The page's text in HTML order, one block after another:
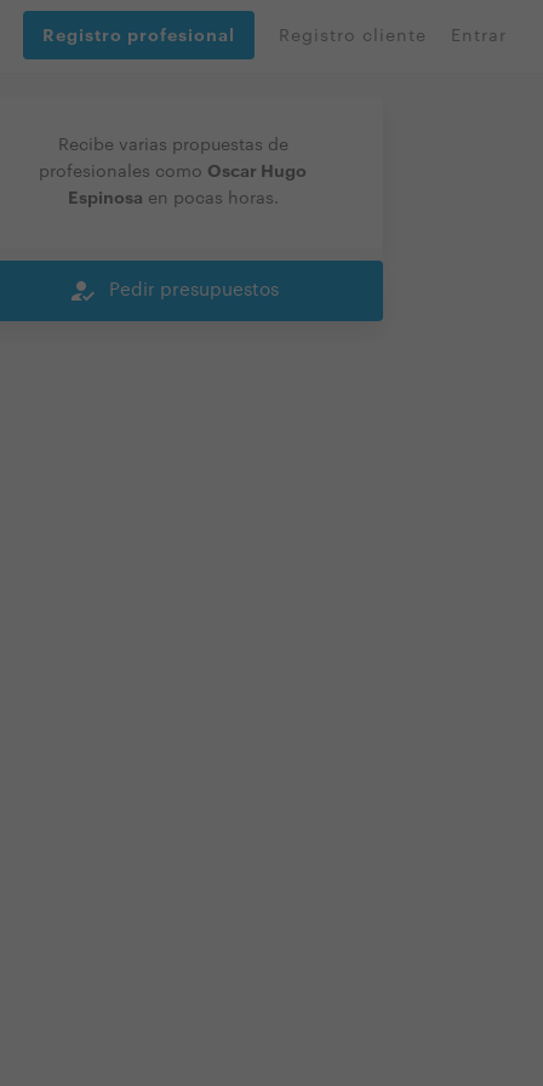
Registro profesional Registro cliente Entrar
Recibe varias propuestas de
profesionales como Oscar Hugo
Espinosa en pocas horas.
how_to_reg Pedir presupuestos